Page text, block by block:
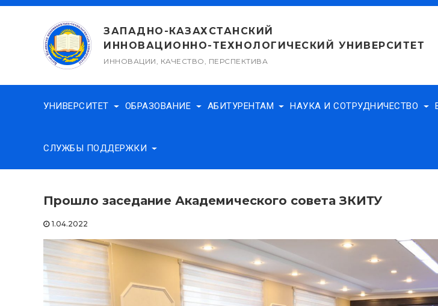
Перейти
содержимому
ЗАПАДНО-КАЗАХСТАНСКИЙ
ИННОВАЦИОННО-ТЕХНОЛОГИЧЕСКИЙ УНИВЕРСИТЕТ
ИННОВАЦИИ, КАЧЕСТВО, ПЕРСПЕКТИВА
УНИВЕРСИТЕТ ОБРАЗОВАНИЕ АБИТУРЕНТАМ НАУКА И СОТРУДНИЧЕСТВО
СЛУЖБЫ ПОДДЕРЖКИ
Прошло заседание Академического совета ЗКИТУ
1.04.2022